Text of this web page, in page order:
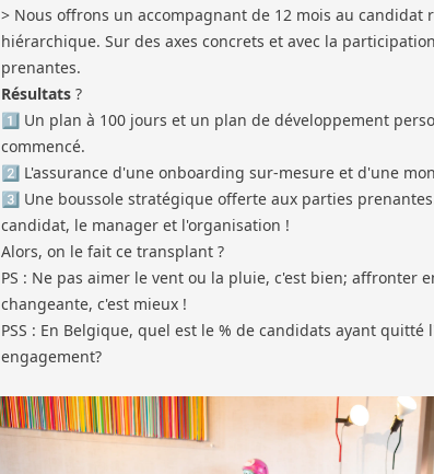
> Nous offrons un accompagnant de 12 mois au candidat
hiérarchique. Sur des axes concrets et avec la
prenantes.
Résultats ?
1️⃣ Un plan à 100 jours et un plan de développement
commencé.
2️⃣ L'assurance d'une onboarding sur-mesure et d'une
3️⃣ Une boussole stratégique offerte aux parties
candidat, le manager et l'organisation !
Alors, on le fait ce transplant ?
PS : Ne pas aimer le vent ou la pluie, c'est bien; affronter
changeante, c'est mieux !
PSS : En Belgique, quel est le % de candidats ayant
engagement?